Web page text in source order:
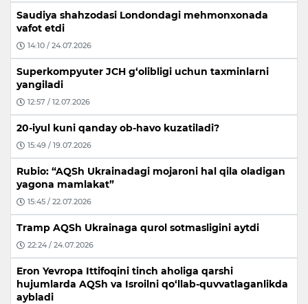
Saudiya shahzodasi Londondagi mehmonxonada
vafot etdi
14:10 / 24.07.2026
Superkompyuter JCH g‘olibligi uchun taxminlarni
yangiladi
12:57 / 12.07.2026
20-iyul kuni qanday ob-havo kuzatiladi?
15:49 / 19.07.2026
Rubio: “AQSh Ukrainadagi mojaroni hal qila oladigan
yagona mamlakat”
15:45 / 22.07.2026
Tramp AQSh Ukrainaga qurol sotmasligini aytdi
22:24 / 24.07.2026
Eron Yevropa Ittifoqini tinch aholiga qarshi
hujumlarda AQSh va Isroilni qo‘llab-quvvatlaganlikda
aybladi